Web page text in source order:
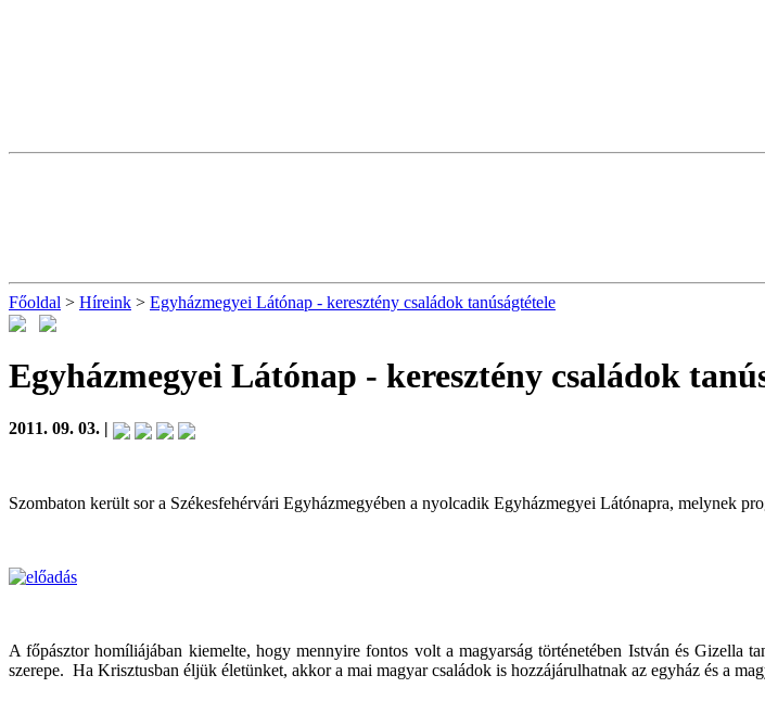
Főoldal > Híreink > Egyházmegyei Látónap - keresztény családok tanúságtétele
Egyházmegyei Látónap - keresztény családok
2011. 09. 03. |
Szombaton került sor a Székesfehérvári Egyházmegyében a nyolcadik Egyházmegyei Látónapra, melynek
A főpásztor homíliájában kiemelte, hogy mennyire fontos volt a magyarság történetében István és Gizella
szerepe. Ha Krisztusban éljük életünket, akkor a mai magyar családok is hozzájárulhatnak az egyház és a